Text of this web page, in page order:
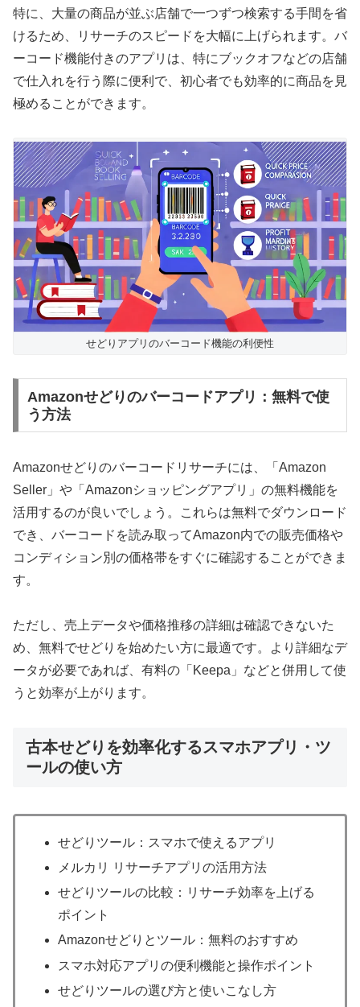
特に、大量の商品が並ぶ店舗で一つずつ検索する手間を省
けるため、リサーチのスピードを大幅に上げられます。バ
ーコード機能付きのアプリは、特にブックオフなどの店舗
で仕入れを行う際に便利で、初心者でも効率的に商品を見
極めることができます。
せどりアプリのバーコード機能の利便性
Amazonせどりのバーコードアプリ：無料で使
う方法
Amazonせどりのバーコードリサーチには、「Amazon
Seller」や「Amazonショッピングアプリ」の無料機能を
活用するのが良いでしょう。これらは無料でダウンロード
でき、バーコードを読み取ってAmazon内での販売価格や
コンディション別の価格帯をすぐに確認することができま
す。
ただし、売上データや価格推移の詳細は確認できないた
め、無料でせどりを始めたい方に最適です。より詳細なデ
ータが必要であれば、有料の「Keepa」などと併用して使
うと効率が上がります。
古本せどりを効率化するスマホアプリ・ツ
ールの使い方
せどりツール：スマホで使えるアプリ
メルカリ リサーチアプリの活用方法
せどりツールの比較：リサーチ効率を上げる
ポイント
Amazonせどりとツール：無料のおすすめ
スマホ対応アプリの便利機能と操作ポイント
せどりツールの選び方と使いこなし方